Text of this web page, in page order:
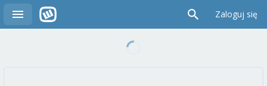
Zaloguj się